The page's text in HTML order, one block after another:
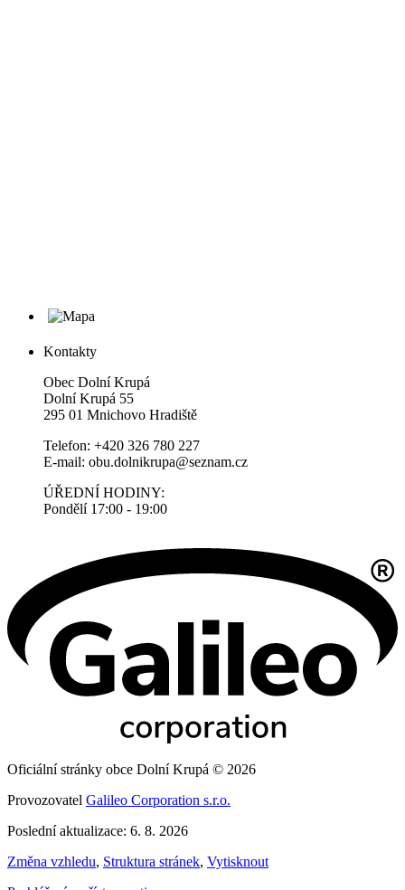
Kontakty
Obec Dolní Krupá
Dolní Krupá 55
295 01 Mnichovo Hradiště
Telefon: +420 326 780 227
E-mail: obu.dolnikrupa@seznam.cz
ÚŘEDNÍ HODINY:
Pondělí 17:00 - 19:00
Oficiální stránky obce Dolní Krupá © 2026
Provozovatel Galileo Corporation s.r.o.
Poslední aktualizace: 6. 8. 2026
Změna vzhledu, Struktura stránek, Vytisknout